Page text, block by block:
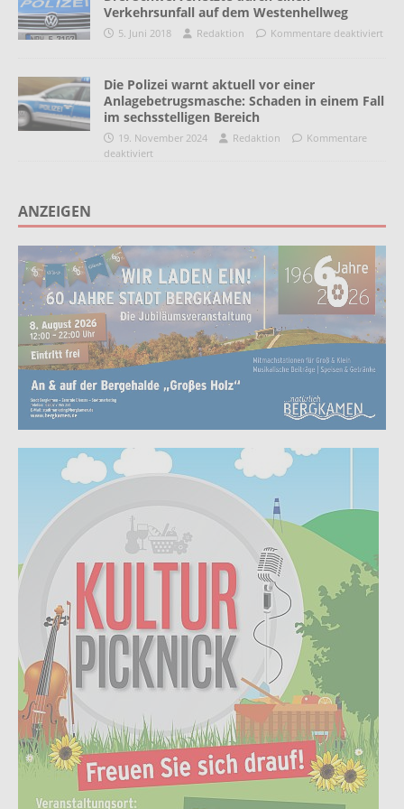
Verkehrsunfall auf dem Westenhellweg
5. Juni 2018 Redaktion Kommentare deaktiviert
Die Polizei warnt aktuell vor einer
Anlagebetrugsmasche: Schaden in einem Fall
im sechsstelligen Bereich
19. November 2024 Redaktion
Kommentare
deaktiviert
ANZEIGEN